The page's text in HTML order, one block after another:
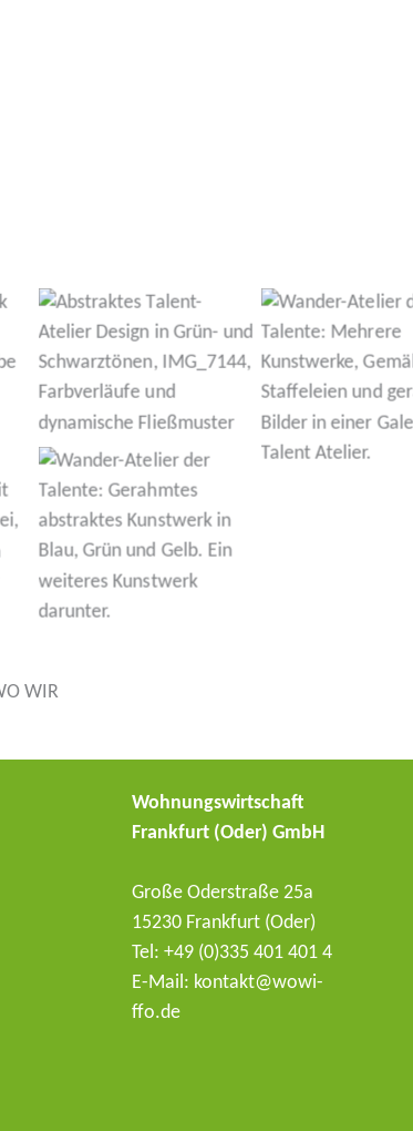
Wohnungswirtschaft
Frankfurt (Oder) GmbH
Große Oderstraße 25a
15230 Frankfurt (Oder)
Tel: +49 (0)335 401 401 4
E-Mail: kontakt@wowi-
ffo.de